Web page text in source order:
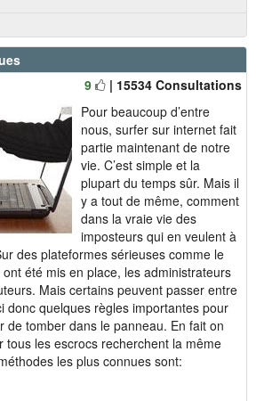
9
| 15534 Consultations
Pour beaucoup d’entre
nous, surfer sur internet fait
partie maintenant de notre
vie. C’est simple et la
plupart du temps sûr. Mais il
y a tout de même, comment
dans la vraie vie des
imposteurs qui en veulent à
des plateformes sérieuses comme le
été mis en place, les administrateurs
Mais certains peuvent passer entre
donc quelques règles importantes pour
de tomber dans le panneau. En fait on
tous les escrocs recherchent la même
les plus connues sont: